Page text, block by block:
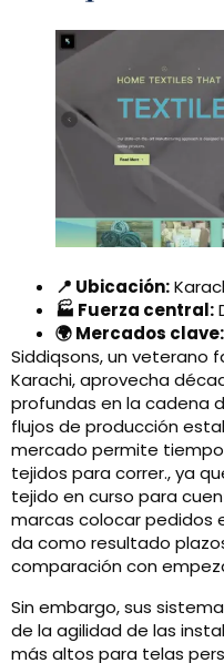
📍 Ubicación:
🏭 Fuerza central:
🌍 Mercados clave:
Siddiqsons, un veterano
Karachi, aprovecha
profundas en la cadena
flujos de producción
mercado permite
tejidos para correr., ya
tejido en curso para
marcas colocar pedidos
da como resultado
comparación con
Sin embargo, sus
de la agilidad de las
más altos para telas